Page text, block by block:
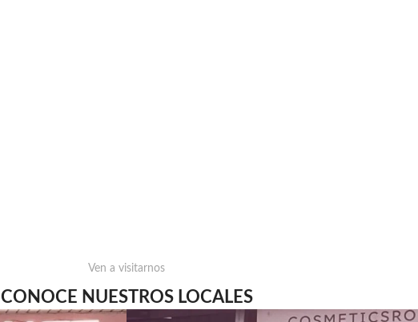
Ven a visitarnos
CONOCE NUESTROS LOCALES